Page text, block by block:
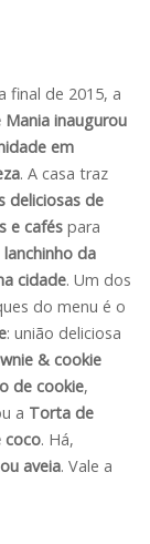
final de 2015, a
Mania inaugurou
em
. A casa traz
deliciosas de
e cafés para
lanchinho da
cidade. Um dos
do menu é o
: união deliciosa
& cookie
de cookie,
a Torta de
coco. Há,
aveia. Vale a